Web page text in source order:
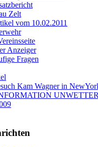
Zelt
vom 10.02.2011
Anzeiger
Fragen
Kam Wagner in